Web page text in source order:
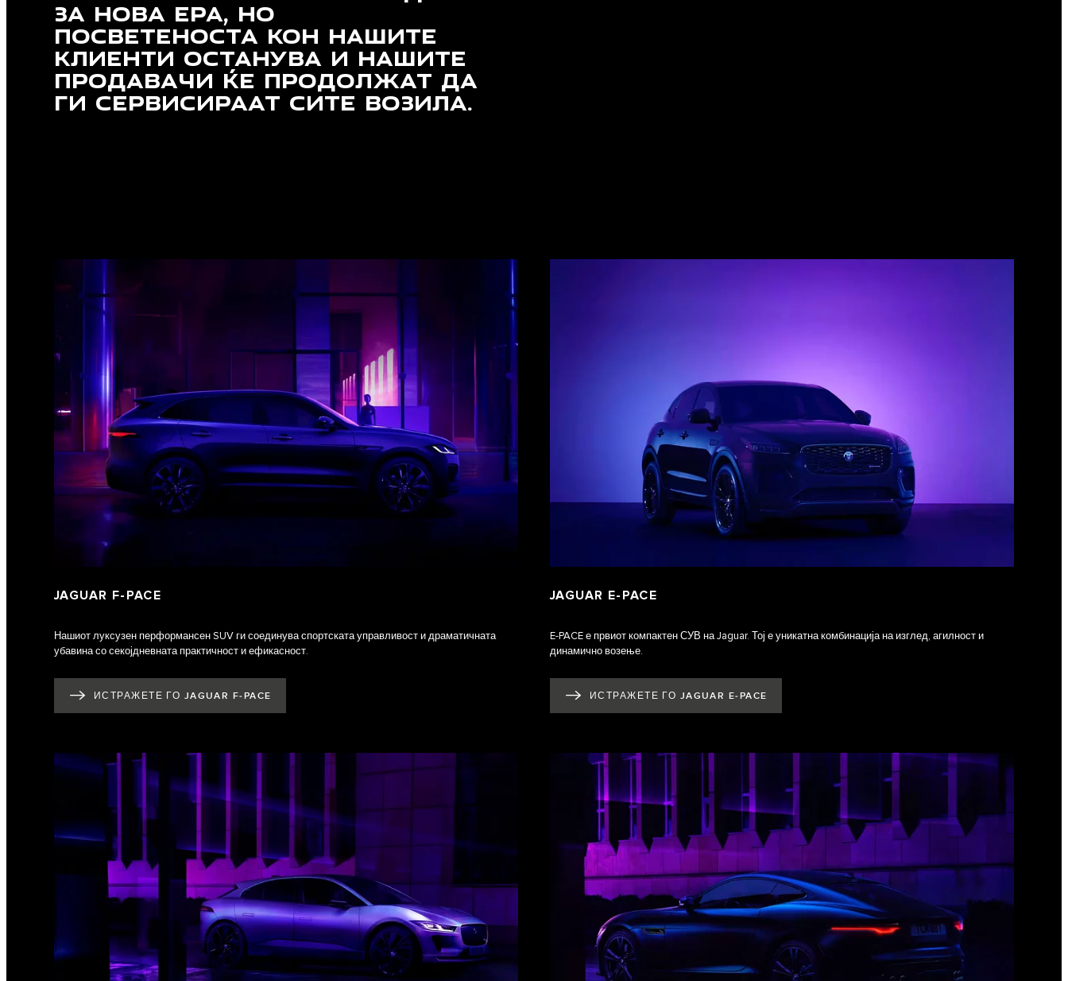
ЗА НОВА ЕРА, НО
ПОСВЕТЕНОСТА КОН НАШИТЕ
КЛИЕНТИ ОСТАНУВА И НАШИТЕ
ПРОДАВАЧИ ЌЕ ПРОДОЛЖАТ ДА
ГИ СЕРВИСИРААТ СИТЕ ВОЗИЛА.
JAGUAR F‑PACE
Нашиот луксузен перформансен SUV ги соединува спортската управливост и драматичната
убавина со секојдневната практичност и ефикасност.
ИСТРАЖЕТЕ ГО JAGUAR F‑PACE
JAGUAR E‑PACE
E‑PACE е првиот компактен СУВ на Jaguar. Тој е уникатна комбинација на изглед, агилност и
динамично возење.
ИСТРАЖЕТЕ ГО JAGUAR E‑PACE